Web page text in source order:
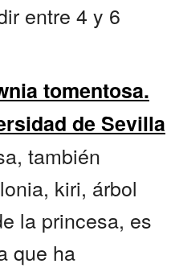
entre 4 y 6
tomentosa.
de Sevilla
también
kiri, árbol
la princesa, es
que ha